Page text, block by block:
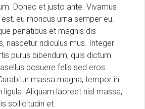
Donec et justo ante. Vivamus
eu rhoncus urna semper eu.
penatibus et magnis dis
nascetur ridiculus mus. Integer
purus bibendum, quis dictum
posuere felis sed eros
massa magna, tempor in
ligula. Aliquam laoreet nisl massa,
sollicitudin et.